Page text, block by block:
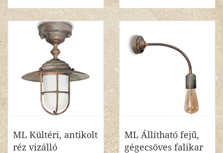
ML Kültéri, antikolt
réz vizálló
ML Állítható fejű,
gégecsöves falikar